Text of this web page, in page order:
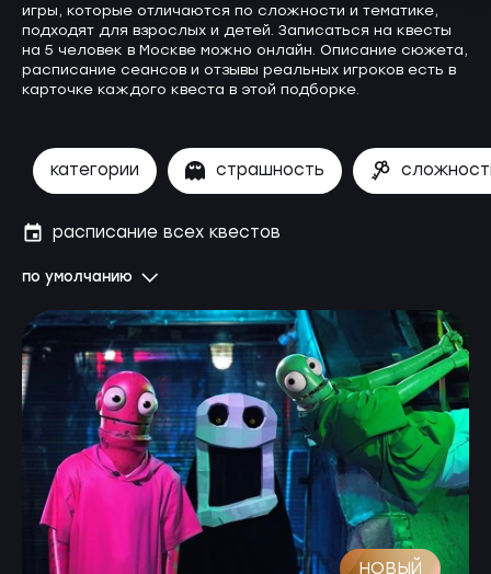
игры, которые отличаются по сложности и тематике,
подходят для взрослых и детей. Записаться на квесты
на 5 человек в Москве можно онлайн. Описание сюжета,
расписание сеансов и отзывы реальных игроков есть в
карточке каждого квеста в этой подборке.
категории страшность
по умолчанию
расписание всех квестов
НОВЫЙ